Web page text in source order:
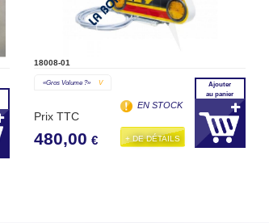
18008-01
«gros Volume ?» V
Prix TTC
480,00 €
EN STOCK
+ DE DÉTAILS
Ajouter
au panier